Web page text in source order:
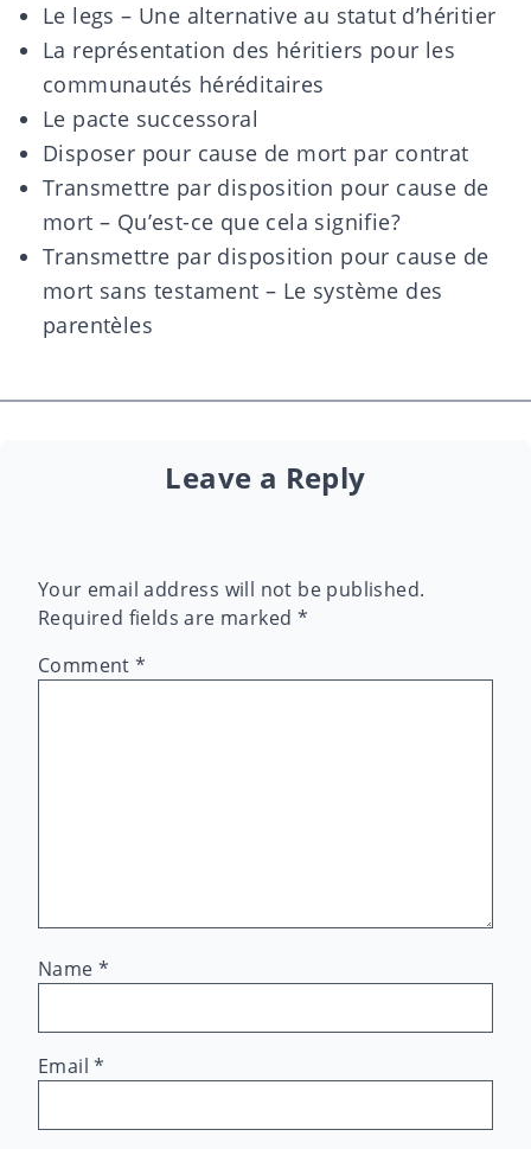
Le legs – Une alternative au statut d’héritier
La représentation des héritiers pour les
communautés héréditaires
Le pacte successoral
Disposer pour cause de mort par contrat
Transmettre par disposition pour cause de
mort – Qu’est-ce que cela signifie?
Transmettre par disposition pour cause de
mort sans testament – Le système des
parentèles
Leave a Reply
Your email address will not be published.
Required fields are marked *
Comment*
Name *
Email*